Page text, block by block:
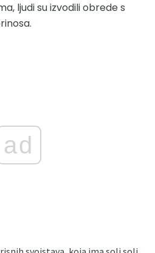
ljudi su izvodili obrede s
ad